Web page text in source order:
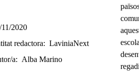
11/2020
redactora
LaviniaNext
a
Alba Marino